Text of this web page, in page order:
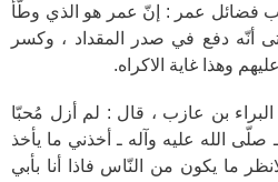
فضائل عمر : إنّ عمر هو الذي وطّأ
أنّه دفع في صدر المقداد ، وكسر
وهذا غاية الاكراه.
بن عازب ، قال : لم أزل مُحبّا
صلّى الله عليه وآله ـ أخذني ما يأخذ
ما يكون من النّاس فاذا أنا بأبي